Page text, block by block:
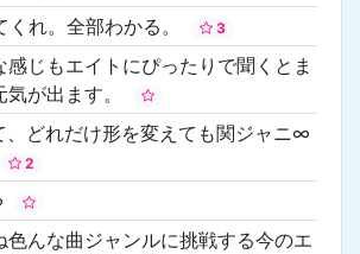
れ。全部わかる。
3
感じもエイトにぴったりで聞くとま
が出ます。
どれだけ形を変えても関ジャニ∞
2
色んな曲ジャンルに挑戦する今のエ